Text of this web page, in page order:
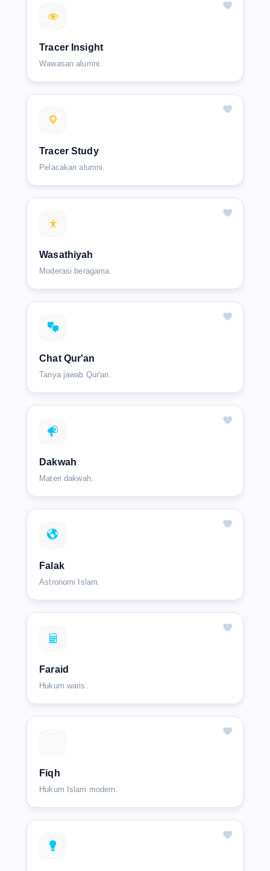
Tracer Insight
Wawasan alumni.
Tracer Study
Pelacakan alumni.
Wasathiyah
Moderasi beragama.
Chat Qur'an
Tanya jawab Qur'an.
Dakwah
Materi dakwah.
Falak
Astronomi Islam.
Faraid
Hukum waris.
Fiqh
Hukum Islam modern.